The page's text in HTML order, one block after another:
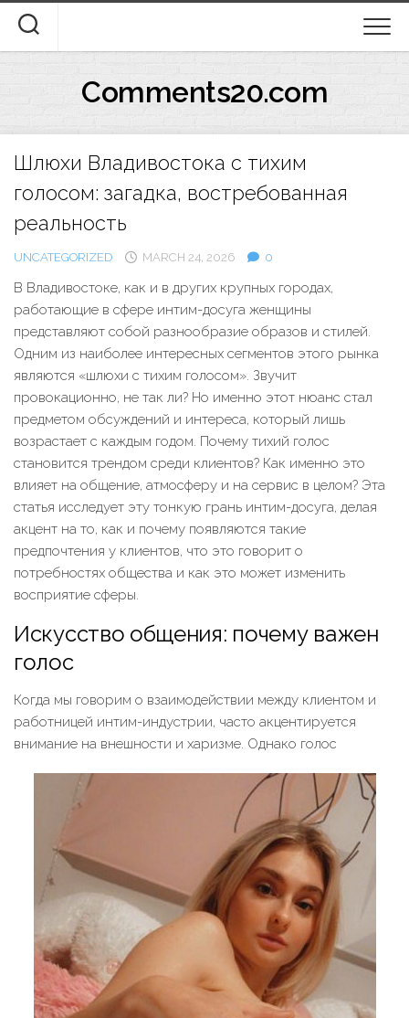
content
Comments20.com
Шлюхи Владивостока с тихим
голосом: загадка, востребованная
реальность
UNCATEGORIZED MARCH 24, 2026 0
В Владивостоке, как и в других крупных городах,
работающие в сфере интим-досуга женщины
представляют собой разнообразие образов и стилей.
Одним из наиболее интересных сегментов этого рынка
являются «шлюхи с тихим голосом». Звучит
провокационно, не так ли? Но именно этот нюанс стал
предметом обсуждений и интереса, который лишь
возрастает с каждым годом. Почему тихий голос
становится трендом среди клиентов? Как именно это
влияет на общение, атмосферу и на сервис в целом? Эта
статья исследует эту тонкую грань интим-досуга, делая
акцент на то, как и почему появляются такие
предпочтения у клиентов, что это говорит о
потребностях общества и как это может изменить
восприятие сферы.
Искусство общения: почему важен
голос
Когда мы говорим о взаимодействии между клиентом и
работницей интим-индустрии, часто акцентируется
внимание на внешности и харизме. Однако голос